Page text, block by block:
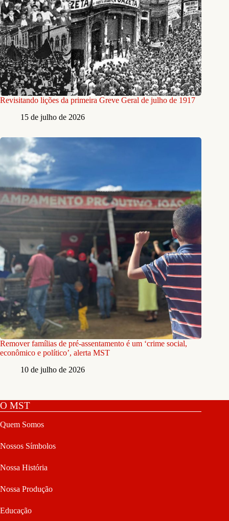
Revisitando lições da primeira Greve Geral de julho de 1917
15 de julho de 2026
Remover famílias de pré-assentamento é um ‘crime social,
econômico e político’, alerta MST
10 de julho de 2026
O MST
Quem Somos
Nossos Símbolos
Nossa História
Nossa Produção
Educação